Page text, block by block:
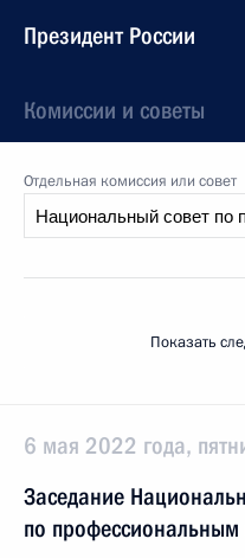
Президент России
Комиссии и советы
Отдельная комиссия или совет
Показать
6 мая 2022 года,
Заседание
по